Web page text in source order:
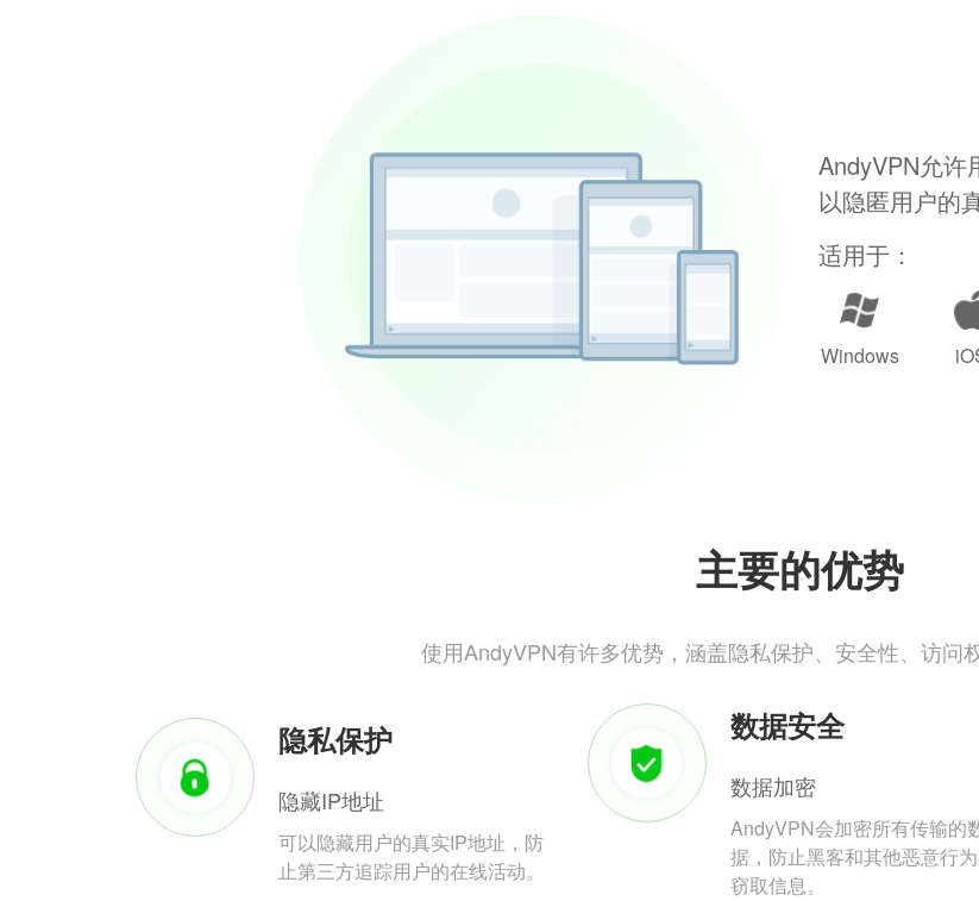
AndyVPN允许
以隐匿用户的
适用于：
Windows
主要的优势
使用AndyVPN有许多优势，涵盖隐私保护、安全性、访问
隐私保护
隐藏IP地址
可以隐藏用户的真实IP地址，防
止第三方追踪用户的在线活动。
数据安全
数据加密
AndyVPN会加密所有传输的
据，防止黑客和其他恶意行
窃取信息。